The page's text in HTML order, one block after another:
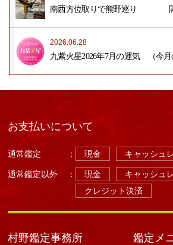
南西方位取りで熊野巡り 開
2026.06.28
九紫火星2026年7月の運気 （今月
お支払いについて
通常鑑定 ： 現金 キャッシュ
通常鑑定以外 ： 現金
キャッシュ
クレジット決済
村野鑑定事務所 鑑定メ